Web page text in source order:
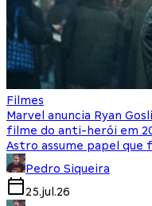
Filmes
Marvel anuncia Ryan
filme do anti-herói em
Astro assume papel que
Pedro Siqueira
25.jul.26